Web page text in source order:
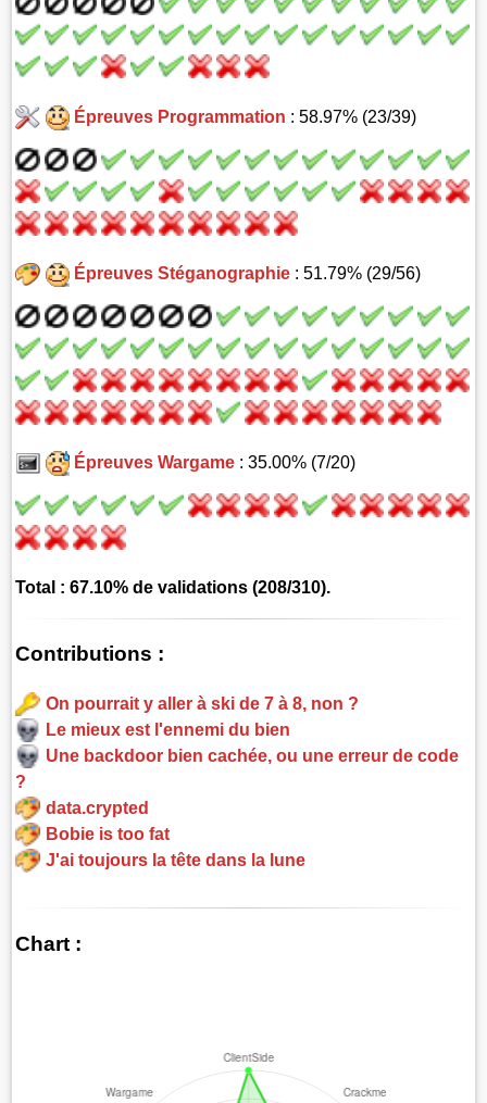
Épreuves Programmation : 58.97% (23/39)
Épreuves Stéganographie: 51.79% (29/56)
Épreuves Wargame: 35.00% (7/20)
Total : 67.10% de validations (208/310).
Contributions :
On pourrait y aller à ski de 7 à 8, non ?
Le mieux est l'ennemi du bien
Une backdoor bien cachée, ou une erreur de code
?
data.crypted
Bobie is too fat
J'ai toujours la tête dans la lune
Chart :